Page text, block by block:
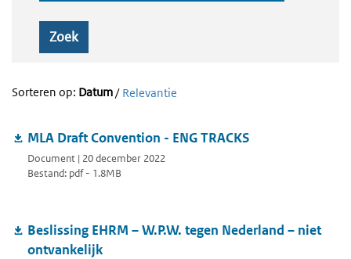
Zoek
Sorteren op: Datum/ Relevantie
MLA Draft Convention - ENG TRACKS
Document | 20 december 2022
Bestand: pdf - 1.8MB
Beslissing EHRM – W.P.W. tegen Nederland – niet
ontvankelijk